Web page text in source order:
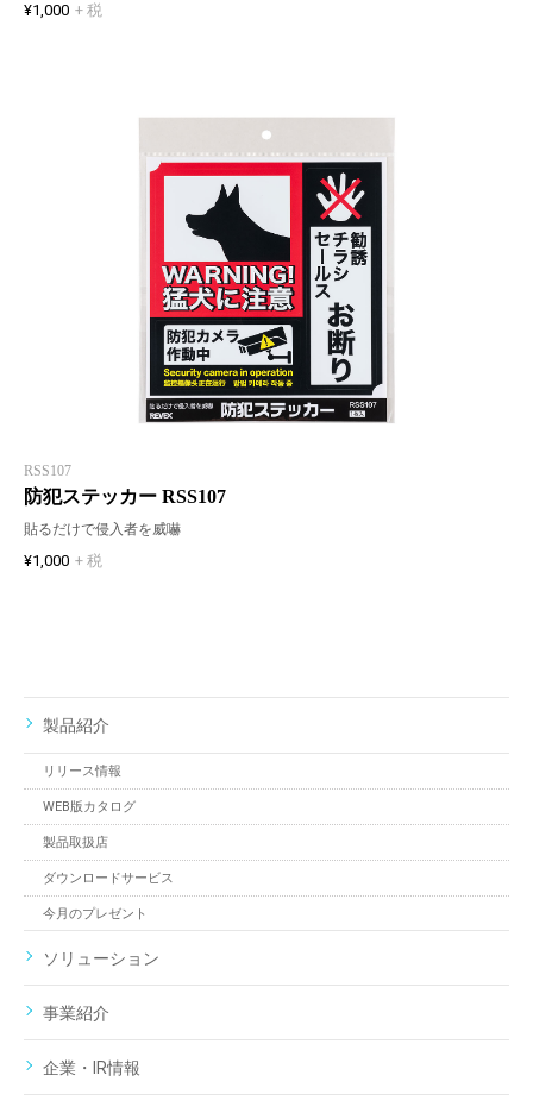
¥1,000 + 税
RSS107
防犯ステッカー RSS107
貼るだけで侵入者を威嚇
¥1,000 + 税
製品紹介
リリース情報
WEB版カタログ
製品取扱店
ダウンロードサービス
今月のプレゼント
ソリューション
事業紹介
企業・IR情報